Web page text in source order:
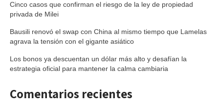
Cinco casos que confirman el riesgo de la ley de propiedad
privada de Milei
Bausili renovó el swap con China al mismo tiempo que Lamelas
agrava la tensión con el gigante asiático
Los bonos ya descuentan un dólar más alto y desafían la
estrategia oficial para mantener la calma cambiaria
Comentarios recientes